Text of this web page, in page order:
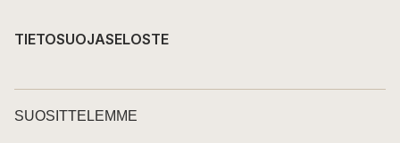
TIETOSUOJASELOSTE
SUOSITTELEMME